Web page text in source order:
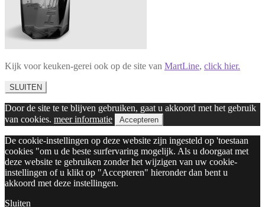
Kijk voor keuken-gerei ook op de site van MartLine, click hier.
SLUITEN
Door de site te te blijven gebruiken, gaat u akkoord met het gebruik
van cookies. meer informatie Accepteren
De cookie-instellingen op deze website zijn ingesteld op 'toestaan
cookies "om u de beste surfervaring mogelijk. Als u doorgaat met
deze website te gebruiken zonder het wijzigen van uw cookie-
instellingen of u klikt op "Accepteren" hieronder dan bent u
akkoord met deze instellingen.
Sluiten